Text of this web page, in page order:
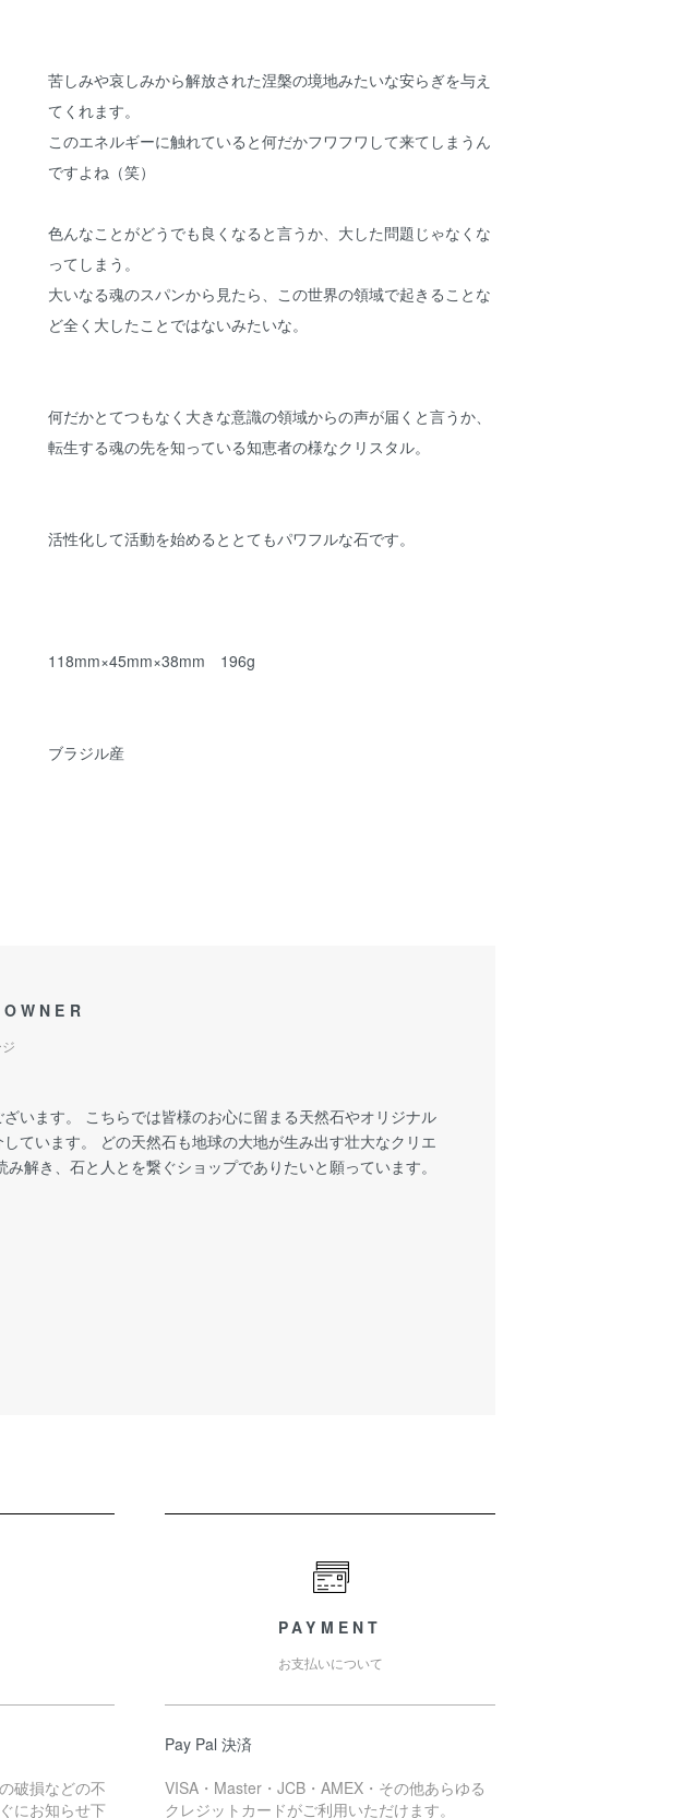
苦しみや哀しみから解放された涅槃の境地みたいな安らぎを与え
てくれます。
このエネルギーに触れていると何だかフワフワして来てしまうん
ですよね（笑）
色んなことがどうでも良くなると言うか、大した問題じゃなくな
ってしまう。
大いなる魂のスパンから見たら、この世界の領域で起きることな
ど全く大したことではないみたいな。
何だかとてつもなく大きな意識の領域からの声が届くと言うか、
転生する魂の先を知っている知恵者の様なクリスタル。
活性化して活動を始めるととてもパワフルな石です。
118mm×45mm×38mm 196g
ブラジル産
います。 こちらでは皆様のお心に留まる天然石やオリジナル
ています。 どの天然石も地球の大地が生み出す壮大なクリエ
解き、石と人とを繋ぐショップでありたいと願っています。
破損などの不
にお知らせ下
PAYMENT
お支払いについて
Pay Pal 決済
VISA・Master・JCB・AMEX・その他あらゆる
クレジットカードがご利用いただけます。